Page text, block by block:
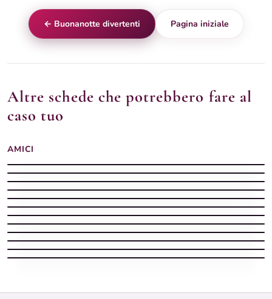
Altre schede che potrebbero fare al
caso tuo
AMICI
Buonanotte divertente illustrazioni vivaci
Buonanotte divertente illustrazioni cartoon
Buonanotte divertenti
Buonanotte divertenti illustrazioni
Buonanotte divertente con illustrazioni
Buonanotte divertente stile cartoon
Buonanotte con divertenti
Buonanotte divertente con stile
Buonanotte divertente gentile
Buonanotte divertenti
Buonanotte divertente vellutata
← Buonanotte divertenti Pagina iniziale